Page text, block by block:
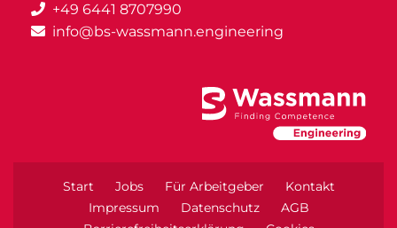
+49 6441 8707990
info@bs-wassmann.engineering
Start Jobs Für Arbeitgeber
Kontakt
Impressum
Datenschutz
AGB